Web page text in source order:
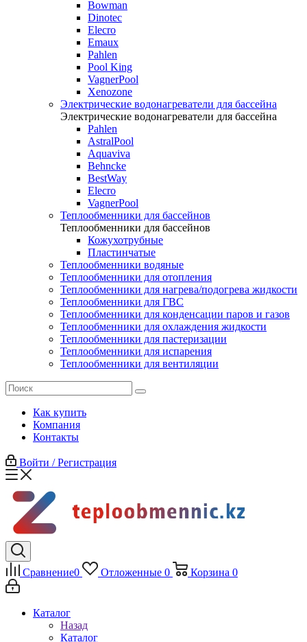
Bowman
Dinotec
Elecro
Emaux
Pahlen
Pool King
VagnerPool
Xenozone
Электрические водонагреватели для бассейна
Электрические водонагреватели для бассейна
Pahlen
AstralPool
Aquaviva
Behncke
BestWay
Elecro
VagnerPool
Теплообменники для бассейнов
Теплообменники для бассейнов
Кожухотрубные
Пластинчатые
Теплообменники водяные
Теплообменники для отопления
Теплообменники для нагрева/подогрева жидкости
Теплообменники для ГВС
Теплообменники для конденсации паров и газов
Теплообменники для охлаждения жидкости
Теплообменники для пастеризации
Теплообменники для испарения
Теплообменники для вентиляции
Как купить
Компания
Контакты
Войти / Регистрация
Сравнение0 Отложенные 0 Корзина 0
Каталог
Назад
Каталог